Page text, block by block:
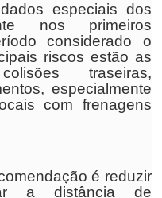
especiais dos
nos primeiros
considerado o
riscos estão as
traseiras,
especialmente
com frenagens
é reduzir
a distância de